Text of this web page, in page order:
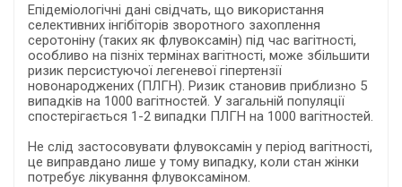
Епідеміологічні дані свідчать, що використання
селективних інгібіторів зворотного захоплення
серотоніну (таких як флувоксамін) під час вагітності,
особливо на пізніх термінах вагітності, може збільшити
ризик персистуючої легеневої гіпертензії
новонароджених (ПЛГН). Ризик становив приблизно 5
випадків на 1000 вагітностей. У загальній популяції
спостерігається 1-2 випадки ПЛГН на 1000 вагітностей.
Не слід застосовувати флувоксамін у період вагітності,
це виправдано лише у тому випадку, коли стан жінки
потребує лікування флувоксаміном.